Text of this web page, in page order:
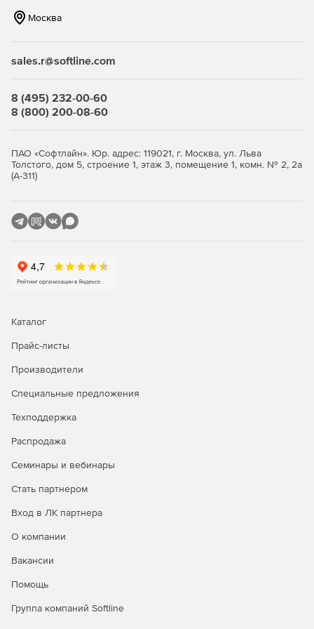
Apple Pencil Pro открывает новые горизонты для
Усовершенствованные фронтальная и тыловая камеры
iPad Air позволяют легко сделать фото, снять видео в
Москва
sales.r@softline.com
8 (495) 232-00-60
8 (800) 200-08-60
ПАО «Софтлайн». Юр. адрес: 119021, г. Москва, ул. Льва
Толстого, дом 5, строение 1, этаж 3, помещение 1, комн. № 2, 2а
(А-311)
Каталог
Прайс-листы
Производители
Специальные предложения
Техподдержка
Распродажа
Семинары и вебинары
Стать партнером
Вход в ЛК партнера
О компании
Вакансии
Помощь
Группа компаний Softline